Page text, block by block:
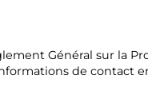
Général sur la
de contact